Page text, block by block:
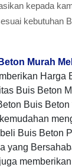
kepada
kebutuhan
Murah
Harga
Buis Beton
Buis
Buis Beton
yang